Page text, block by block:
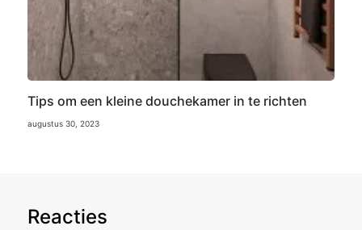
Tips om een kleine douchekamer in te richten
augustus 30, 2023
Reacties